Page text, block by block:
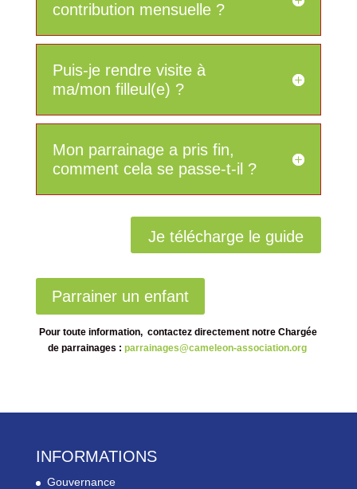
contribution mensuelle ?
Puis-je rendre visite à
ma/mon filleul(e) ?
Mon parrainage a pris fin,
comment cela se passe-t-il ?
Je télécharge le guide
Parrainer un enfant
Pour toute information,contactez directement notreChargée
de parrainages : parrainages@cameleon-association.org
INFORMATIONS
Gouvernance